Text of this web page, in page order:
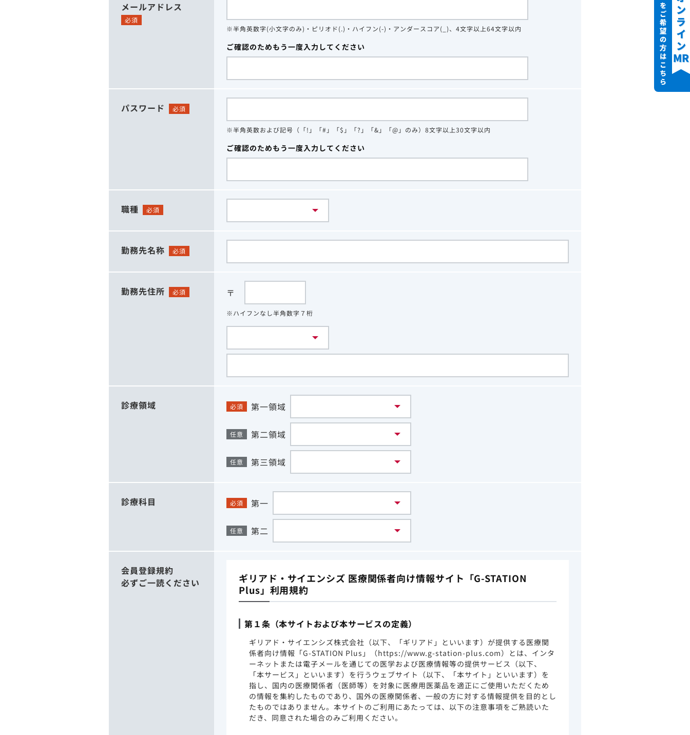
メールアドレス
必須
※半角英数字(小文字のみ)・ピリオド(.)・ハイフン(-)・アンダースコア(_)、4文字以上64文字以内
ご確認のためもう一度入力してください
パスワード 必須
※半角英数および記号（「!」「#」「$」「?」「&」「@」のみ）8文字以上30文字以内
ご確認のためもう一度入力してください
職種 必須
勤務先名称 必須
勤務先住所 必須 〒
※ハイフンなし半角数字７桁
診療領域 必須 第一領域
任意 第二領域
任意 第三領域
診療科目 必須 第一
任意 第二
会員登録規約
必ずご一読ください
ギリアド・サイエンシズ 医療関係者向け情報サイト「G-STATION
Plus」利用規約
第１条（本サイトおよび本サービスの定義）
ギリアド・サイエンシズ株式会社（以下、「ギリアド」といいます）が提供する医療関
係者向け情報「G-STATION Plus」（https://www.g-station-plus.com）とは、インタ
ーネットまたは電子メールを通じての医学および医療情報等の提供サービス（以下、
「本サービス」といいます）を行うウェブサイト（以下、「本サイト」といいます）を
指し、国内の医療関係者（医師等）を対象に医療用医薬品を適正にご使用いただくため
の情報を集約したものであり、国外の医療関係者、一般の方に対する情報提供を目的とし
たものではありません。本サイトのご利用にあたっては、以下の注意事項をご熟読いた
だき、同意された場合のみご利用ください。